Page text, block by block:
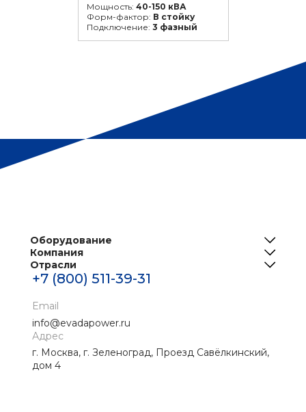
Мощность: 40-150 кВА
Форм-фактор: В стойку
Подключение: 3 фазный
Оборудование
ИБП
Решения для телеком
Компания
О нас
Реализованные проекты
Новости
Контакты
Скачать материалы
Отрасли
Центры обработки данных
Банки
Промышленные ИБП
Медицина
Нефтегаз
+7 (800) 511-39-31
Email
info@evadapower.ru
Адрес
г. Москва, г. Зеленоград, Проезд Савёлкинский,
дом 4